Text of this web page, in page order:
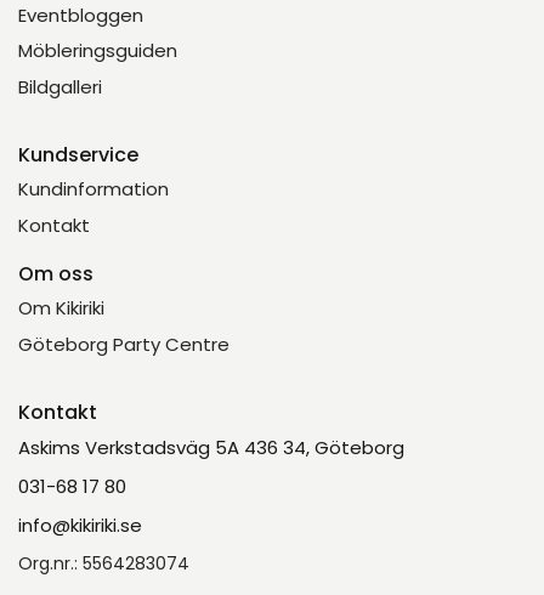
Eventbloggen
Möbleringsguiden
Bildgalleri
Kundservice
Kundinformation
Kontakt
Om oss
Om Kikiriki
Göteborg Party Centre
Kontakt
Askims Verkstadsväg 5A 436 34, Göteborg
031-68 17 80
info@kikiriki.se
Org.nr.: 5564283074